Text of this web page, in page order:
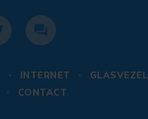
INTERNET GLASVEZEL
CONTACT